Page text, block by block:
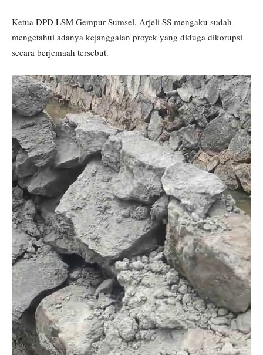
Ketua DPD LSM Gempur Sumsel, Arjeli SS mengaku sudah
mengetahui adanya kejanggalan proyek yang diduga dikorupsi
secara berjemaah tersebut.